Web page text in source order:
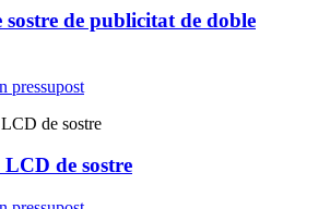
sostre de publicitat de doble
pressupost
de sostre